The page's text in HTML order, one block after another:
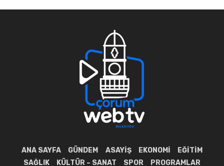
ANA SAYFA GÜNDEM ASAYIŞ EKONOMI
EĞITIM
SAĞLIK
KÜLTÜR – SANAT SPOR PROGRAMLAR